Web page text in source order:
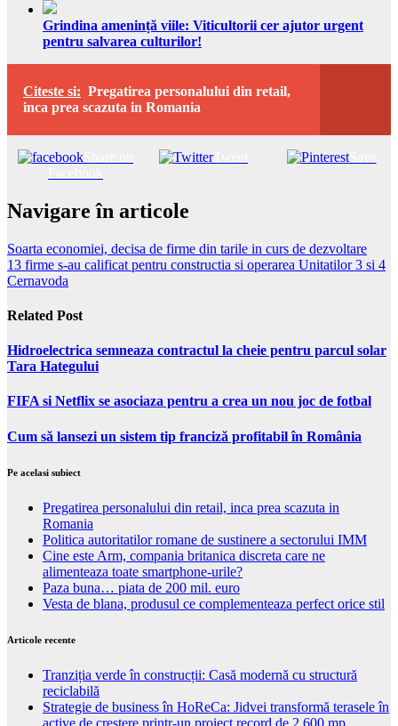
Grindina amenință viile: Viticultorii cer ajutor urgent
pentru salvarea culturilor!
Citeste si: Pregatirea personalului din retail,
inca prea scazuta in Romania
Tweet Save
Navigare în articole
Soarta economiei, decisa de firme din tarile in curs de dezvoltare
13 firme s-au calificat pentru constructia si operarea Unitatilor 3 si 4
Cernavoda
Related Post
Hidroelectrica semneaza contractul la cheie pentru parcul solar
Tara Hategului
FIFA si Netflix se asociaza pentru a crea un nou joc de fotbal
Cum să lansezi un sistem tip franciză profitabil în România
Pe acelasi subiect
Pregatirea personalului din retail, inca prea scazuta in
Romania
Politica autoritatilor romane de sustinere a sectorului IMM
Cine este Arm, compania britanica discreta care ne
alimenteaza toate smartphone-urile?
Paza buna… piata de 200 mil. euro
Vesta de blana, produsul ce complementeaza perfect orice stil
Articole recente
Tranziția verde în construcții: Casă modernă cu structură
reciclabilă
Strategie de business în HoReCa: Jidvei transformă terasele în
active de creștere printr-un proiect record de 2.600 mp